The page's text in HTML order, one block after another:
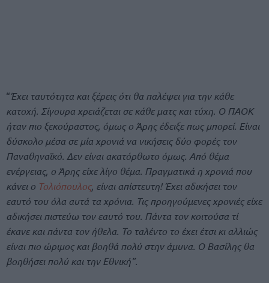
“Έχει ταυτότητα και ξέρεις ότι θα παλέψει για την κάθε
κατοχή. Σίγουρα χρειάζεται σε κάθε ματς και τύχη Ο ΠΑΟΚ
ήταν πιο ξεκούραστος, όμως ο Άρης έδειξε πως μπορεί. Είναι
δύσκολο μέσα σε μία χρονιά να νικήσεις δύο φορές τον
Παναθηναϊκό. Δεν είναι ακατόρθωτο όμως. Από θέμα
ενέργειας, ο Άρης είχε λίγο θέμα. Πραγματικά η χρονιά που
κάνει ο Τολιόπουλος, είναι απίστευτη! Έχει αδικήσει τον
εαυτό του όλα αυτά τα χρόνια. Τις προηγούμενες χρονιές είχε
αδικήσει πιστεύω τον εαυτό του. Πάντα τον κοιτούσα τί
έκανε και πάντα τον ήθελα. Το ταλέντο το έχει έτσι κι αλλιώς
είναι πιο ώριμος και βοηθά πολύ στην άμυνα. Ο Βασίλης θα
βοηθήσει πολύ και την Εθνική”.